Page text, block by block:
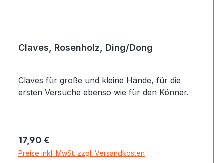
Claves, Rosenholz, Ding/Dong
Claves für große und kleine Hände, für die
ersten Versuche ebenso wie für den Könner.
Regulärer Preis:
17,90 €
Preise inkl. MwSt. zzgl. Versandkosten